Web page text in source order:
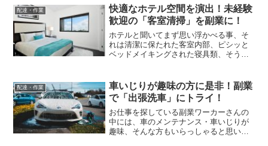
カーも積極採用してくれる、未経験者で
もすぐに対応可能な業...
配達・作業
快適なホテル空間を演出！未経験
歓迎の「客室清掃」を副業に！
ホテルと聞いてまず思い浮かべる事、そ
れは清潔に保たれた客室内部、ピシッと
ベッドメイキングされた寝具類、そう答
と落ち着いた時間を過ごす、これはまさ
にホテル宿泊の醍醐味、と...
配達・作業
車いじりが趣味の方に是非！副業
で「出張洗車」にトライ！
お仕事を探している副業ワーカーさんの
中には、車のメンテナンス・車いじりが
趣味、そんな方もいらっしゃると思いま